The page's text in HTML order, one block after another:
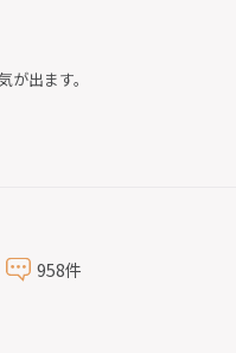
出ます。
958件